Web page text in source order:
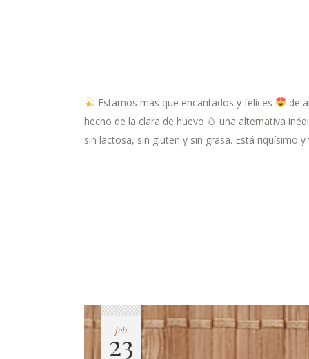
Estamos más que encantados y felices
de
hecho de la clara de huevo 🥚 una alternativa
sin lactosa, sin gluten y sin grasa. Está riquísimo
feb
23